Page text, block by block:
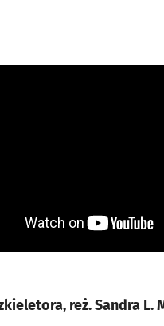
reż. Sandra L.